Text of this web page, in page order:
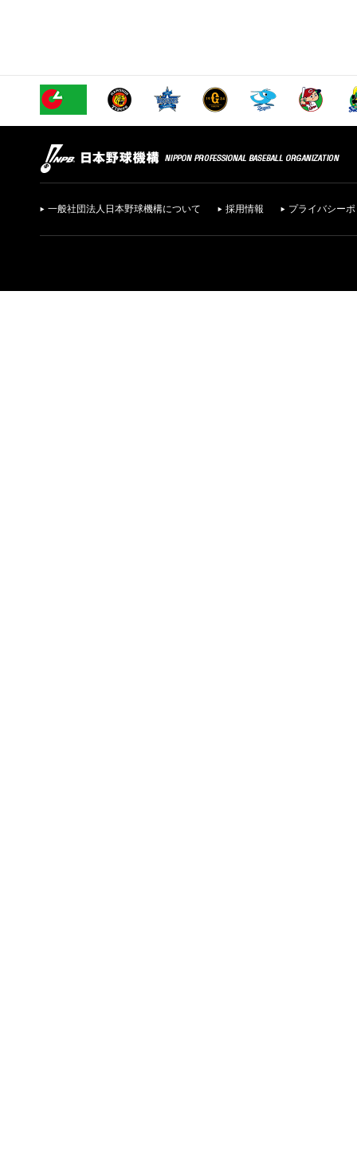
一般社団法人日本野球機構について 採用情報 プライバシー